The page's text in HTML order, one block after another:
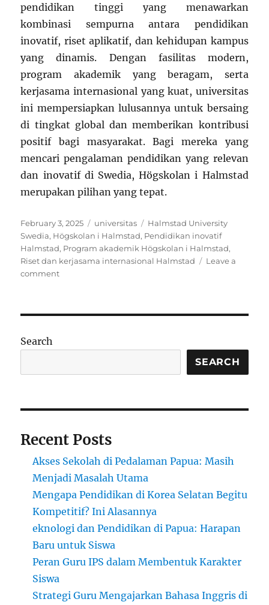
pendidikan tinggi yang menawarkan
kombinasi sempurna antara pendidikan
inovatif, riset aplikatif, dan kehidupan kampus
yang dinamis. Dengan fasilitas modern,
program akademik yang beragam, serta
kerjasama internasional yang kuat, universitas
ini mempersiapkan lulusannya untuk bersaing
di tingkat global dan memberikan kontribusi
positif bagi masyarakat. Bagi mereka yang
mencari pengalaman pendidikan yang relevan
dan inovatif di Swedia, Högskolan i Halmstad
merupakan pilihan yang tepat.
Posted
on
February 3, 2025 Categories
universitas Tags
Halmstad University
Swedia, Högskolan i Halmstad, Pendidikan inovatif
Halmstad, Program akademik Högskolan i Halmstad,
Riset dan kerjasama internasional Halmstad
Leave a
commenton
dan
Inovatif
Search
SEARCH
Recent Posts
Akses Sekolah di Pedalaman Papua: Masih
Menjadi Masalah Utama
Mengapa Pendidikan di Korea Selatan Begitu
Kompetitif? Ini Alasannya
eknologi dan Pendidikan di Papua: Harapan
Baru untuk Siswa
Peran Guru IPS dalam Membentuk Karakter
Siswa
Strategi Guru Mengajarkan Bahasa Inggris di